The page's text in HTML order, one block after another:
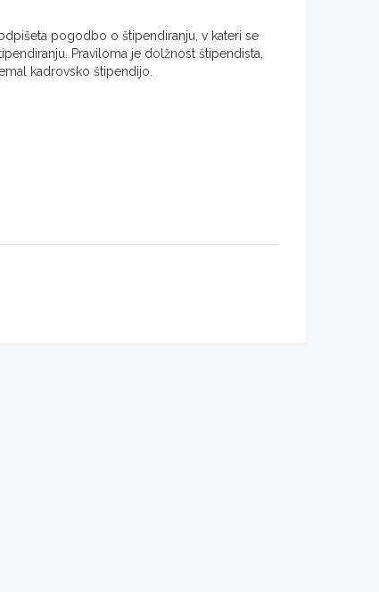
pogodbo o štipendiranju, v kateri se
Praviloma je dolžnost štipendista,
kadrovsko štipendijo.